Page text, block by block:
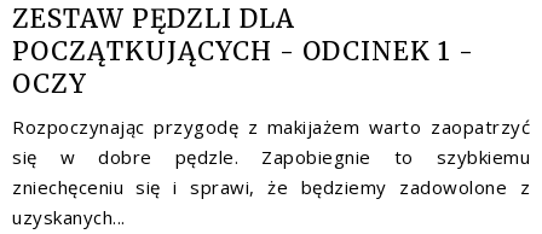
ZESTAW PĘDZLI DLA
POCZĄTKUJĄCYCH - ODCINEK 1 -
OCZY
Rozpoczynając przygodę z makijażem warto zaopatrzyć
się w dobre pędzle. Zapobiegnie to szybkiemu
zniechęceniu się i sprawi, że będziemy zadowolone z
uzyskanych...